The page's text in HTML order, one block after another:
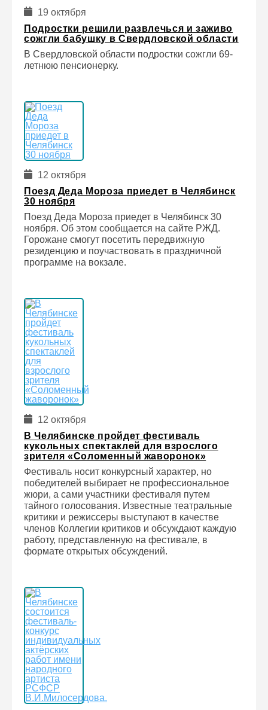
19 октября
Подростки решили развлечься и заживо
сожгли бабушку в Свердловской области
В Свердловской области подростки сожгли 69-
летнюю пенсионерку.
12 октября
Поезд Деда Мороза приедет в Челябинск
30 ноября
Поезд Деда Мороза приедет в Челябинск 30
ноября. Об этом сообщается на сайте РЖД.
Горожане смогут посетить передвижную
резиденцию и поучаствовать в праздничной
программе на вокзале.
12 октября
В Челябинске пройдет фестиваль
кукольных спектаклей для взрослого
зрителя «Соломенный жаворонок»
Фестиваль носит конкурсный характер, но
победителей выбирает не профессиональное
жюри, а сами участники фестиваля путем
тайного голосования. Известные театральные
критики и режиссеры выступают в качестве
членов Коллегии критиков и обсуждают каждую
работу, представленную на фестивале, в
формате открытых обсуждений.